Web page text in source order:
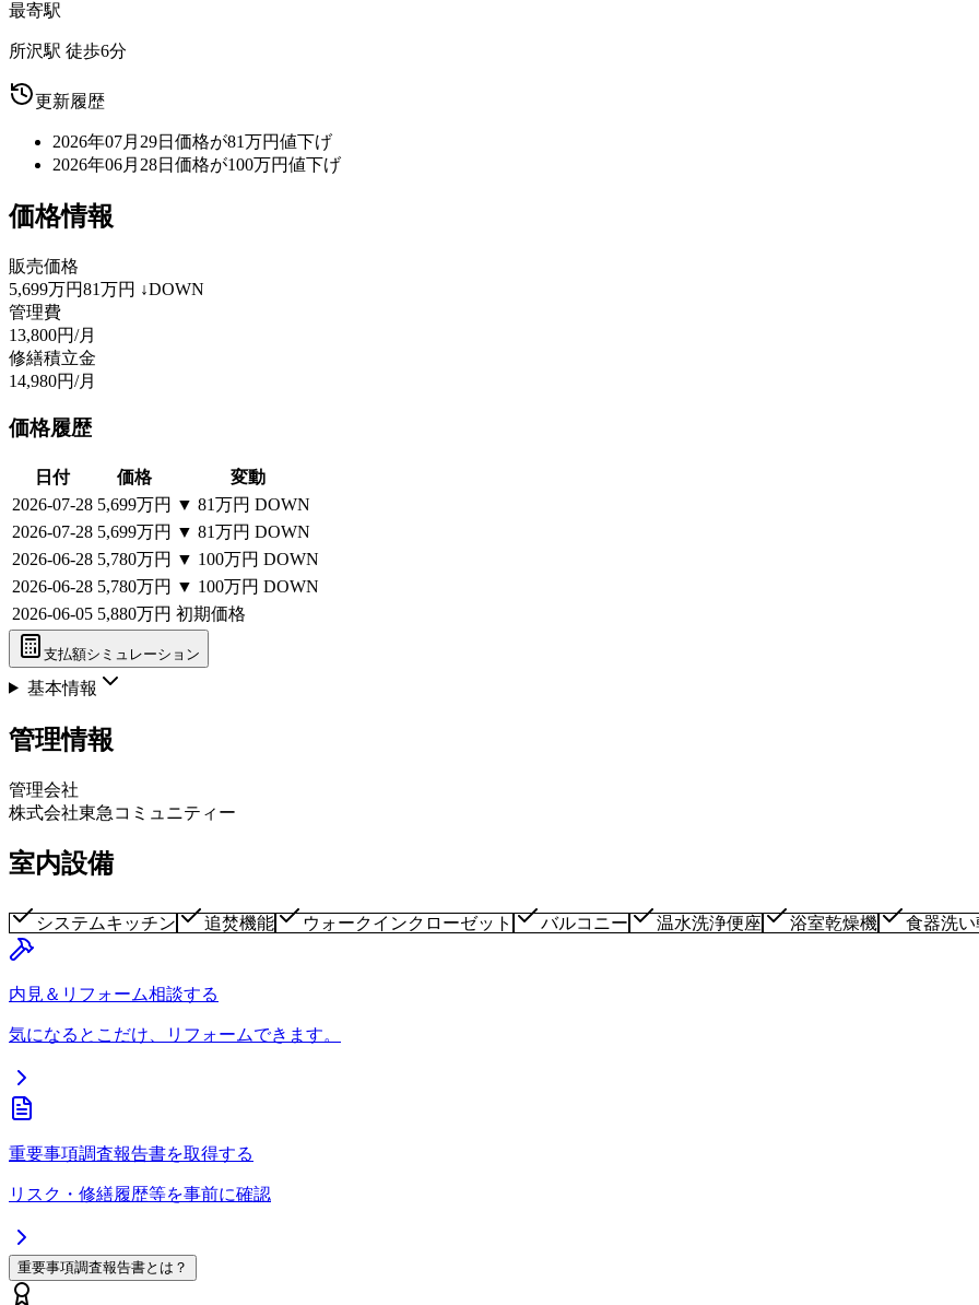
最寄駅
所沢駅 徒歩6分
更新履歴
2026年07月29日 価格が81万円値下げ
2026年06月28日 価格が100万円値下げ
価格情報
販売価格
5,699万円81万円 ↓DOWN
管理費
13,800円/月
修繕積立金
14,980円/月
価格履歴
日付 価格
変動
2026-07-28 5,699万円 ▼ 81万円 DOWN
2026-07-28 5,699万円 ▼ 81万円 DOWN
2026-06-28 5,780万円 ▼ 100万円 DOWN
2026-06-28 5,780万円 ▼ 100万円 DOWN
2026-06-05 5,880万円 初期価格
支払額シミュレーション
基本情報
管理情報
管理会社
株式会社東急コミュニティー
室内設備
システムキッチン 追焚機能 ウォークインクローゼット バルコニー 温水洗浄便座 浴室乾燥機 食器洗
内見＆リフォーム相談する
気になるとこだけ、リフォームできます。
重要事項調査報告書を取得する
リスク・修繕履歴等を事前に確認
重要事項調査報告書とは？